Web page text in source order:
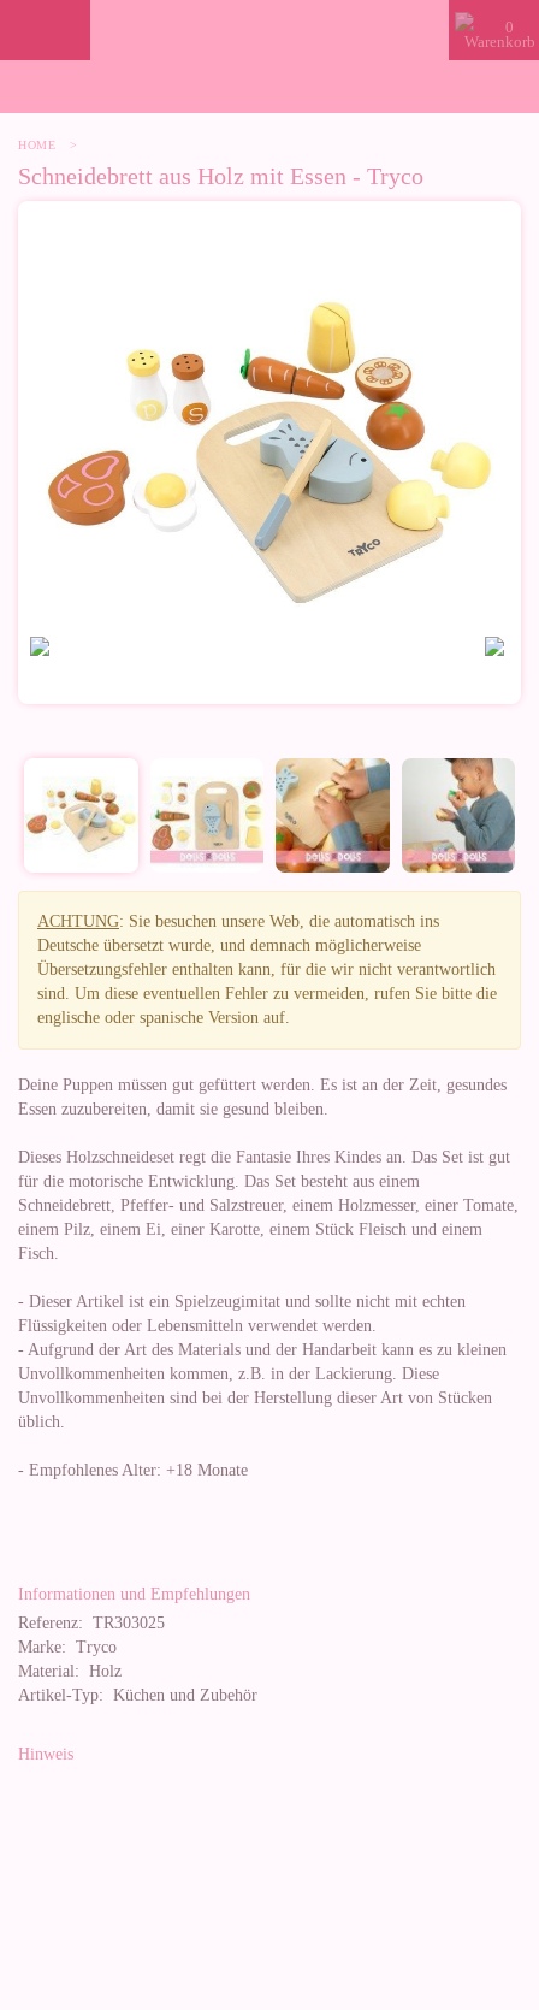
0
HOME >
Schneidebrett aus Holz mit Essen - Tryco
ACHTUNG: Sie besuchen unsere Web, die automatisch ins
Deutsche übersetzt wurde, und demnach möglicherweise
Übersetzungsfehler enthalten kann, für die wir nicht verantwortlich
sind. Um diese eventuellen Fehler zu vermeiden, rufen Sie bitte die
englische oder spanische Version auf.
Deine Puppen müssen gut gefüttert werden. Es ist an der Zeit, gesundes
Essen zuzubereiten, damit sie gesund bleiben.
Dieses Holzschneideset regt die Fantasie Ihres Kindes an. Das Set ist gut
für die motorische Entwicklung. Das Set besteht aus einem
Schneidebrett, Pfeffer- und Salzstreuer, einem Holzmesser, einer Tomate,
einem Pilz, einem Ei, einer Karotte, einem Stück Fleisch und einem
Fisch.
- Dieser Artikel ist ein Spielzeugimitat und sollte nicht mit echten
Flüssigkeiten oder Lebensmitteln verwendet werden.
- Aufgrund der Art des Materials und der Handarbeit kann es zu kleinen
Unvollkommenheiten kommen, z.B. in der Lackierung. Diese
Unvollkommenheiten sind bei der Herstellung dieser Art von Stücken
üblich.
- Empfohlenes Alter: +18 Monate
Informationen und Empfehlungen
Referenz: TR303025
Marke: Tryco
Material: Holz
Artikel-Typ: Küchen und Zubehör
Hinweis